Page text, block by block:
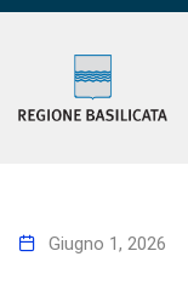
Giugno 1, 2026